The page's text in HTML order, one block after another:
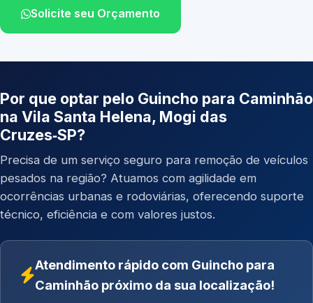
Solicite seu Orçamento
Por que optar pelo Guincho para Caminhão
na Vila Santa Helena, Mogi das
Cruzes‑SP?
Precisa de um serviço seguro para remoção de veículos
pesados na região? Atuamos com agilidade em
ocorrências urbanas e rodoviárias, oferecendo suporte
técnico, eficiência e com valores justos.
Atendimento rápido com Guincho para
Caminhão próximo da sua localização!